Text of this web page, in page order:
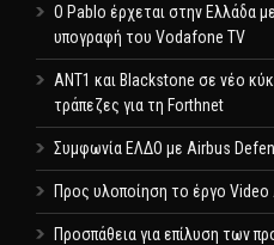
Ο Pablo έρχεται στην Ελλάδα
υπογραφή του Vodafone TV
ΑΝΤ1 και Blackstone σε νέο
τράπεζες για τη Forthnet
Συμφωνία ΕΛΔΟ με Airbus
Προς υλοποίηση το έργο
Προσπάθεια για επίλυση των